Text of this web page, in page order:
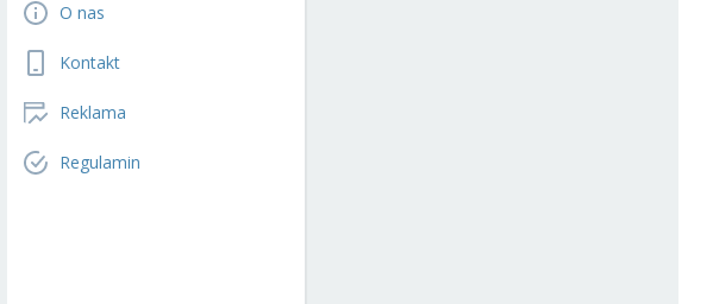
O nas
Kontakt
Reklama
Regulamin